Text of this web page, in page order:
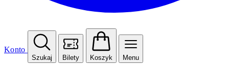
Konto
Szukaj Bilety Koszyk Menu